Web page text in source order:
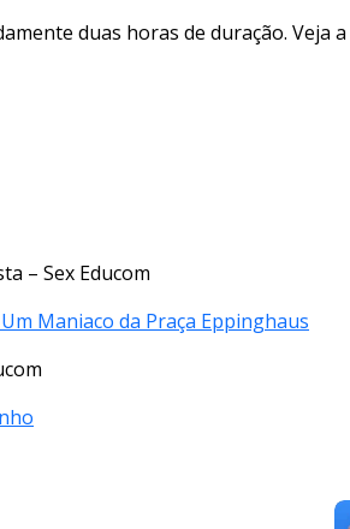
duas horas de duração. Veja
– Sex Educom
Maniaco da Praça Eppinghaus